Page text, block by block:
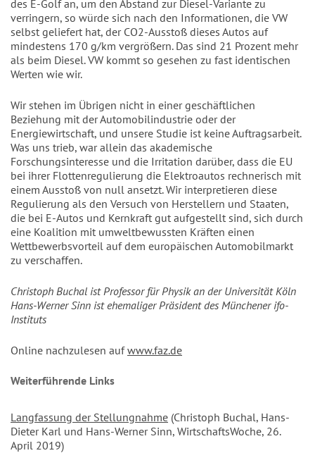
des E-Golf an, um den Abstand zur Diesel-Variante zu
verringern, so würde sich nach den Informationen, die VW
selbst geliefert hat, der CO2-Ausstoß dieses Autos auf
mindestens 170 g/km vergrößern. Das sind 21 Prozent mehr
als beim Diesel. VW kommt so gesehen zu fast identischen
Werten wie wir.
Wir stehen im Übrigen nicht in einer geschäftlichen
Beziehung mit der Automobilindustrie oder der
Energiewirtschaft, und unsere Studie ist keine Auftragsarbeit.
Was uns trieb, war allein das akademische
Forschungsinteresse und die Irritation darüber, dass die EU
bei ihrer Flottenregulierung die Elektroautos rechnerisch mit
einem Ausstoß von null ansetzt. Wir interpretieren diese
Regulierung als den Versuch von Herstellern und Staaten,
die bei E-Autos und Kernkraft gut aufgestellt sind, sich durch
eine Koalition mit umweltbewussten Kräften einen
Wettbewerbsvorteil auf dem europäischen Automobilmarkt
zu verschaffen.
Christoph Buchal ist Professor für Physik an der Universität Köln
Hans-Werner Sinn ist ehemaliger Präsident des Münchener ifo-
Instituts
Online nachzulesen aufwww.faz.de
Weiterführende Links
Langfassung der Stellungnahme (Christoph Buchal, Hans-
Dieter Karl und Hans-Werner Sinn, WirtschaftsWoche, 26.
April 2019)